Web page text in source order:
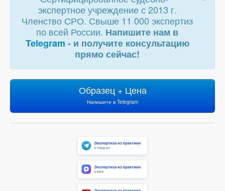
экспертное учреждение с 2013 г.
Членство СРО. Свыше 11 000 экспертиз
по всей России. Напишите нам в
Telegram - и получите консультацию
прямо сейчас!
Образец + Цена
Напишите в Telegram